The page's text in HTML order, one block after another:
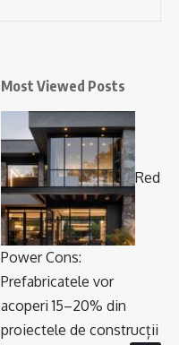
Most Viewed Posts
Red
Power Cons:
Prefabricatele vor
acoperi 15–20% din
proiectele de construcții